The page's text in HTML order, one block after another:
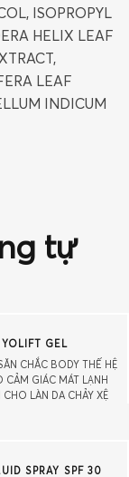
ISOPROPYL
HELIX LEAF
LEAF
INDICUM
tự
GEL
CHẮC BODY THẾ HỆ
CẢM GIÁC MÁT LẠNH
LÀN DA CHẢY XỆ
SPRAY SPF 30